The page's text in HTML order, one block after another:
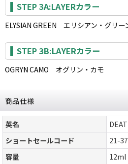
STEP 3A:LAYERカラー
ELYSIAN GREEN エリシアン・グリー
STEP 3B:LAYERカラー
OGRYN CAMO オグリン・カモ
商品仕様
英名
ショートセールコード
21-37
容量
12ml